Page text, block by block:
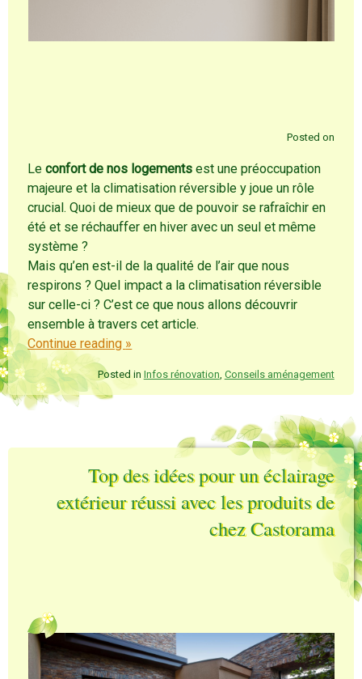
Posted on
Leconfort de nos logements est une préoccupation
majeure et la climatisation réversible y joue un rôle
crucial. Quoi de mieux que de pouvoir se rafraîchir en
été et se réchauffer en hiver avec un seul et même
système ?
Mais qu’en est-il de la qualité de l’air que nous
respirons ? Quel impact a la climatisation réversible
sur celle-ci ? C’est ce que nous allons découvrir
ensemble à travers cet article.
Continue reading »
Posted in Infos rénovation, Conseils aménagement
Top des idées pour un éclairage
extérieur réussi avec les produits de
chez Castorama